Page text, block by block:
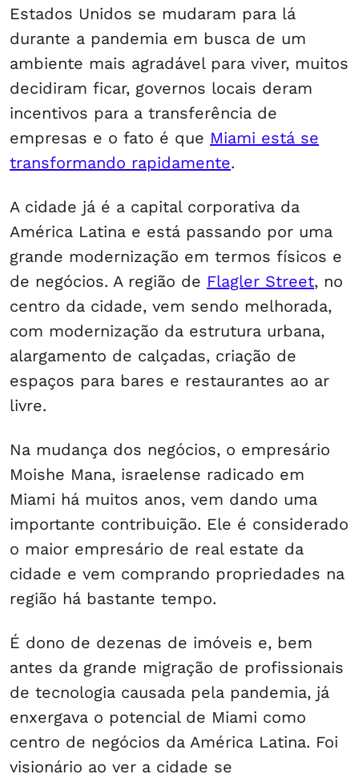
Estados Unidos se mudaram para lá
durante a pandemia em busca de um
ambiente mais agradável para viver, muitos
decidiram ficar, governos locais deram
incentivos para a transferência de
empresas e o fato é que Miami está se
transformando rapidamente.
A cidade já é a capital corporativa da
América Latina e está passando por uma
grande modernização em termos físicos e
de negócios. A região de Flagler Street, no
centro da cidade, vem sendo melhorada,
com modernização da estrutura urbana,
alargamento de calçadas, criação de
espaços para bares e restaurantes ao ar
livre.
Na mudança dos negócios, o empresário
Moishe Mana, israelense radicado em
Miami há muitos anos, vem dando uma
importante contribuição. Ele é considerado
o maior empresário de real estate da
cidade e vem comprando propriedades na
região há bastante tempo.
É dono de dezenas de imóveis e, bem
antes da grande migração de profissionais
de tecnologia causada pela pandemia, já
enxergava o potencial de Miami como
centro de negócios da América Latina. Foi
visionário ao ver a cidade se